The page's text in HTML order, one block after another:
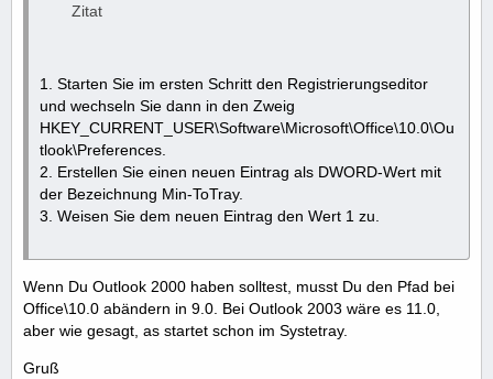
Zitat
1. Starten Sie im ersten Schritt den Registrierungseditor
und wechseln Sie dann in den Zweig
HKEY_CURRENT_USER\Software\Microsoft\Office\10.0\Ou
tlook\Preferences.
2. Erstellen Sie einen neuen Eintrag als DWORD-Wert mit
der Bezeichnung Min-ToTray.
3. Weisen Sie dem neuen Eintrag den Wert 1 zu.
Wenn Du Outlook 2000 haben solltest, musst Du den Pfad bei
Office\10.0 abändern in 9.0. Bei Outlook 2003 wäre es 11.0,
aber wie gesagt, as startet schon im Systetray.
Gruß